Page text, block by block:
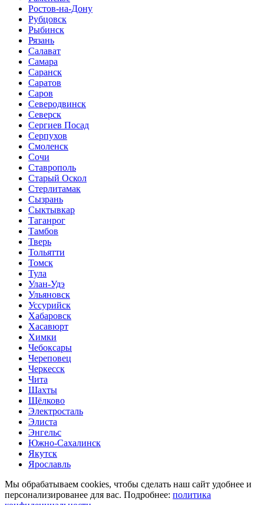
Ростов-на-Дону
Рубцовск
Рыбинск
Рязань
Салават
Самара
Саранск
Саратов
Саров
Северодвинск
Северск
Сергиев Посад
Серпухов
Смоленск
Сочи
Ставрополь
Старый Оскол
Стерлитамак
Сызрань
Сыктывкар
Таганрог
Тамбов
Тверь
Тольятти
Томск
Тула
Улан-Удэ
Ульяновск
Уссурийск
Хабаровск
Хасавюрт
Химки
Чебоксары
Череповец
Черкесск
Чита
Шахты
Щёлково
Электросталь
Элиста
Энгельс
Южно-Сахалинск
Якутск
Ярославль
Мы обрабатываем cookies, чтобы сделать наш сайт удобнее и
персонализированее для вас. Подробнее: политика